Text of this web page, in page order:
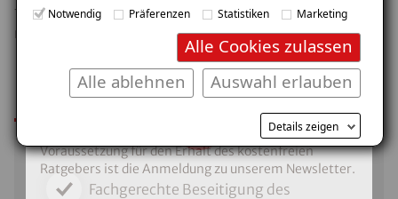
Notwendig Präferenzen Statistiken Marketing
Alle Cookies zulassen
Auswahl erlauben
Alle ablehnen
Details zeigen
fachgerechte Bewertung und Beseitigung von
mikrobiellen Schäden.
Ihre Vorteile im Überblick
Fachgerechte Beseitigung des
Kostenlosen Ratgeber anfordern
Voraussetzung für den Erhalt des kostenfreien
Ratgebers ist die Anmeldung zu unserem Newsletter.